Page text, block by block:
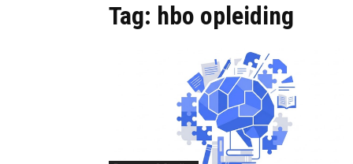
Tag: hbo opleiding